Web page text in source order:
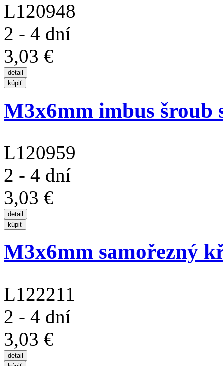
L120948
2 - 4 dní
3,03 €
M3x6mm imbus šroub
L120959
2 - 4 dní
3,03 €
M3x6mm samořezný
L122211
2 - 4 dní
3,03 €